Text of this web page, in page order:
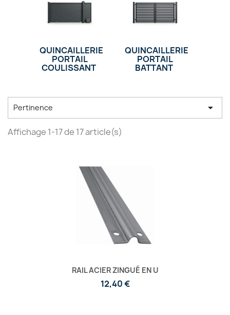
QUINCAILLERIE
PORTAIL
COULISSANT
QUINCAILLERIE
PORTAIL
BATTANT
Pertinence 
Affichage 1-17 de 17 article(s)
RAIL ACIER ZINGUÉ EN U
12,40 €